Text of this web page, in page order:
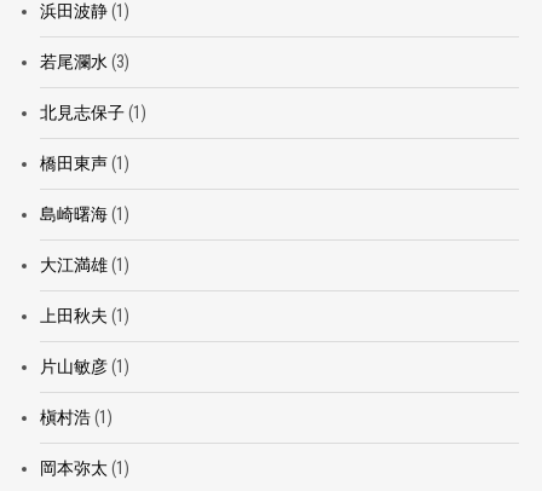
浜田波静(1)
若尾瀾水 (3)
北見志保子(1)
橋田東声(1)
島崎曙海(1)
大江満雄(1)
上田秋夫 (1)
片山敏彦(1)
槇村浩(1)
岡本弥太 (1)